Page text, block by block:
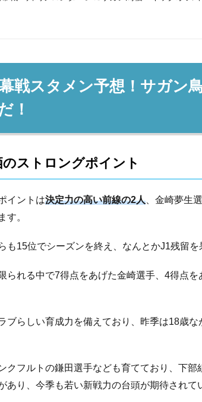
戦スタメン予想！サガン
！
ストロングポイント
イントは決定力の高い前線の2人 、金崎夢生
す。
も15位でシーズンを終え、なんとかJ1残留を
られる中で7得点をあげた金崎選手、4得点
ブらしい育成力を備えており、昨季は18歳
クフルトの鎌田選手なども育てており、下
あり、今季も若い新戦力の台頭が期待されて